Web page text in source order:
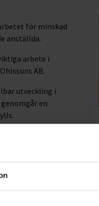
för minskad
anställda.
arbete i
AB.
utveckling i
en
i Fair
inte där – utan
Anders.
arbetar